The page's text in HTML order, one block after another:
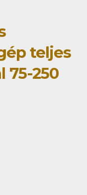
teljes
75-250